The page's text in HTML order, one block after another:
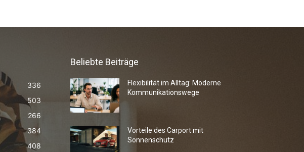
336
503
266
384
408
Beliebte Beiträge
Flexibilität im Alltag: Moderne
Kommunikationswege
Vorteile des Carport mit
Sonnenschutz